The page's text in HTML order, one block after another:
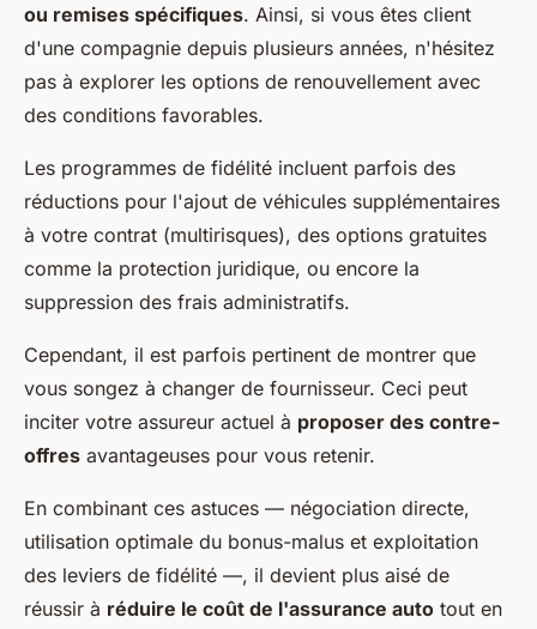
ou remises spécifiques. Ainsi, si vous êtes client
d'une compagnie depuis plusieurs années, n'hésitez
pas à explorer les options de renouvellement avec
des conditions favorables.
Les programmes de fidélité incluent parfois des
réductions pour l'ajout de véhicules supplémentaires
à votre contrat (multirisques), des options gratuites
comme la protection juridique, ou encore la
suppression des frais administratifs.
Cependant, il est parfois pertinent de montrer que
vous songez à changer de fournisseur. Ceci peut
inciter votre assureur actuel à proposer des contre-
offres avantageuses pour vous retenir.
En combinant ces astuces — négociation directe,
utilisation optimale du bonus-malus et exploitation
des leviers de fidélité —, il devient plus aisé de
réussir à réduire le coût de l'assurance auto tout en